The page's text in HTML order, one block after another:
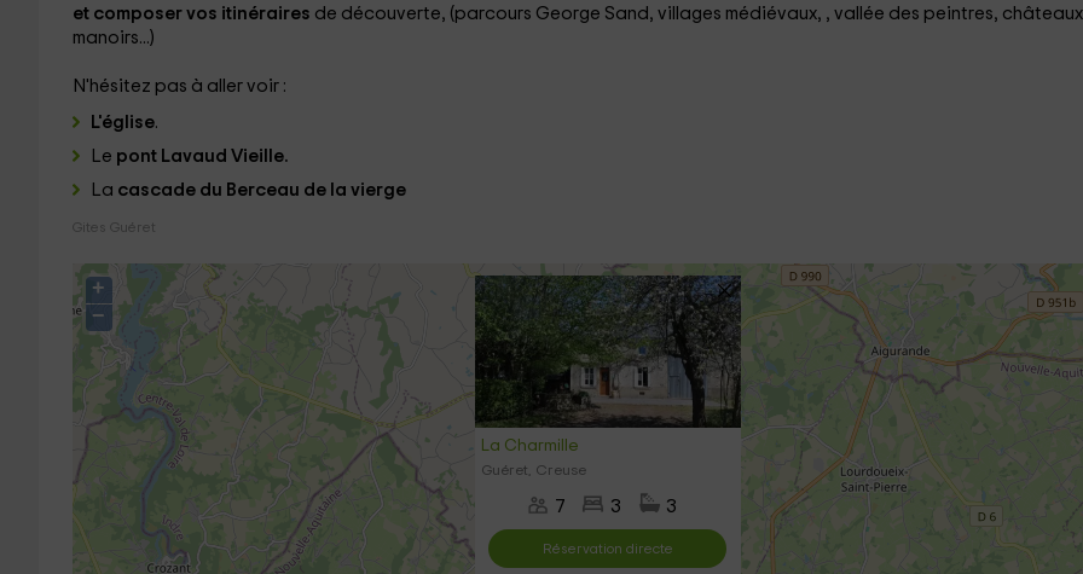
et composer vos itinéraires de découverte, (parcours George Sand, villages médiévaux, , vallée des peintres,
manoirs...)
N'hésitez pas à aller voir :
L'église.
Le pont Lavaud Vieille.
La cascade du Berceau de la vierge
Gites Guéret
La Charmille
Guéret, Creuse
7 3 3
Réservation directe
+
−